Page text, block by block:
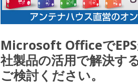
Microsoft Officeで
社製品の活用で解決す
ご検討ください。